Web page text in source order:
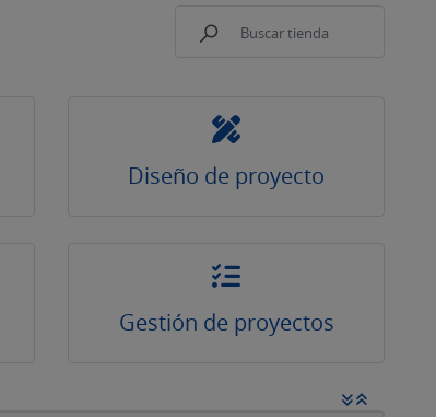
Diseño de proyecto
Gestión de proyectos